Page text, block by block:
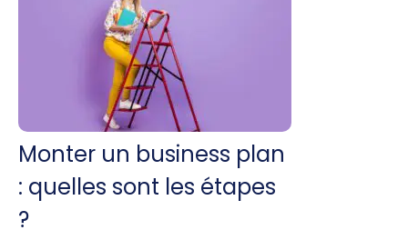
Monter un business plan
: quelles sont les étapes
?